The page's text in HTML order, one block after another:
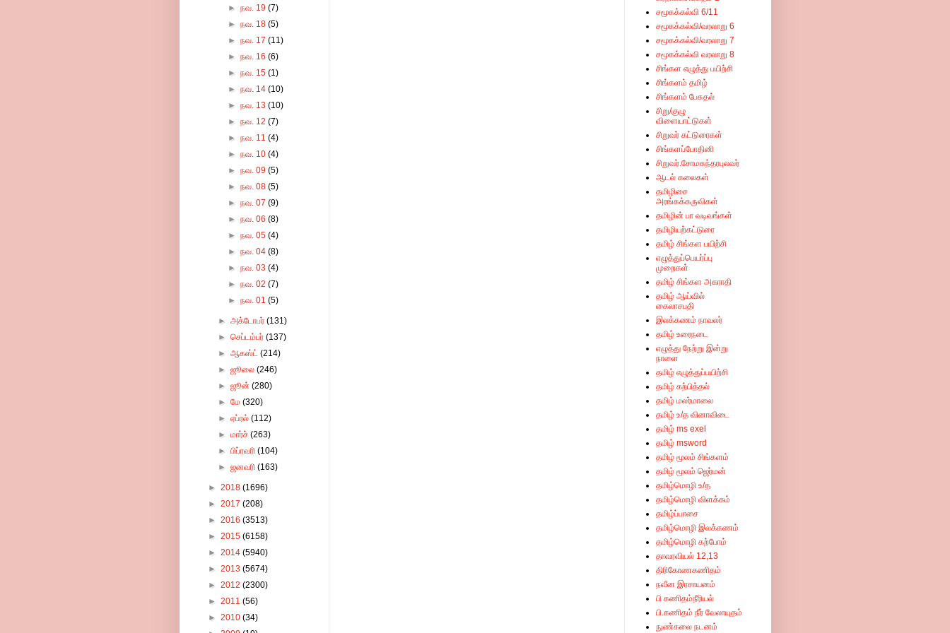
►நவ. 19(7)
►நவ. 18(5)
►நவ. 17(11)
►நவ. 16(6)
►நவ. 15(1)
►நவ. 14(10)
►நவ. 13(10)
►நவ. 12(7)
►நவ. 11(4)
►நவ. 10(4)
►நவ. 09(5)
►நவ. 08(5)
►நவ. 07(9)
►நவ. 06(8)
►நவ. 05(4)
►நவ. 04(8)
►நவ. 03(4)
►நவ. 02(7)
►நவ. 01(5)
► அக்டோபர் (131)
► செப்டம்பர் (137)
► ஆகஸ்ட் (214)
► ஜூலை (246)
► ஜூன் (280)
► மே (320)
► ஏப்ரல் (112)
► மார்ச் (263)
► பிப்ரவரி (104)
► ஜனவரி (163)
► 2018 (1696)
► 2017 (208)
► 2016 (3513)
► 2015 (6158)
► 2014 (5940)
► 2013 (5674)
► 2012 (2300)
► 2011 (56)
► 2010 (34)
சமூகக்கல்வி 6/11
சமூகக்கல்வி/வரலாறு 6
சமூகக்கல்வி/வரலாறு 7
சமூகக்கல்வி வரலாறு 8
சிங்கள எழுத்து பயிற்சி
சிங்களம் தமிழ்
சிங்களம் பேசுதல்
சிறு/குழு
விளையாட்டுகள்
சிறுவர் கட்டுரைகள்
சிங்களப்போதினி
சிறுவர்.சோமசுந்தரபுலவர்
ஆடல் கலைகள்
தமிழிசை
அரங்கக்கருவிகள்
தமிழின் பா வடிவங்கள்
தமிழியற்கட்டுரை
தமிழ் சிங்கள பயிற்சி
எழுத்துப்பெயர்ப்பு
முறைகள்
தமிழ் சிங்கள அகராதி
தமிழ் ஆய்வில்
கைலாசபதி
இலக்கணம் நாவலர்
தமிழ் உரைநடை
எழுத்து நேற்று இன்று
நாளை
தமிழ் எழுத்துப்பயிற்சி
தமிழ் கற்பித்தல்
தமிழ் மலர்மாலை
தமிழ் உ/த வினாவிடை
தமிழ் ms exel
தமிழ் msword
தமிழ் மூலம் சிங்களம்
தமிழ் மூலம் ஜெர்மன்
தமிழ்மொழி உ/த
தமிழ்மொழி விளக்கம்
தமிழ்ப்பாசை
தமிழ்மொழி இலக்கணம்
தமிழ்மொழி கற்போம்
தாவரவியல் 12,13
திரிகோணகணிதம்
நவீன இரசாயனம்
பி கணிதம்நீரியல்
பி.கணிதம் நீர் வேலாயுதம்
நுண்கலை நடனம்